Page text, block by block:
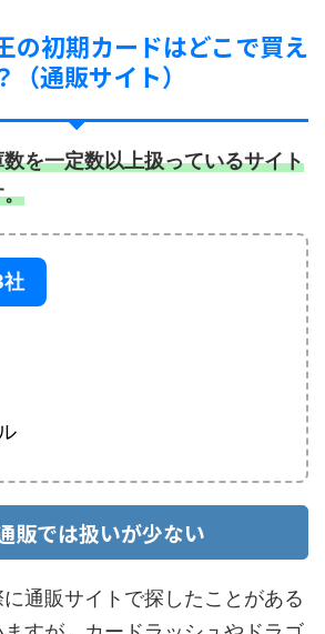
の初期カードはどこで買え
（通販サイト）
を一定数以上扱っているサイト
。
社
販では扱いが少ない
通販サイトで探したことがある